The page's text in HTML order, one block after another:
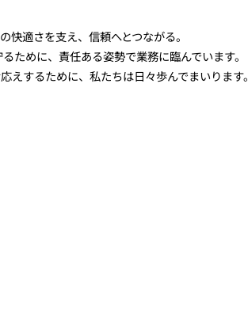
適さを支え、信頼へとつながる。
ために、責任ある姿勢で業務に臨んでいます。
するために、私たちは日々歩んでまいります。